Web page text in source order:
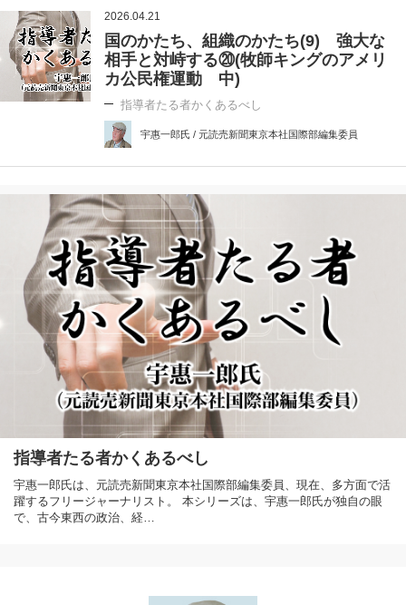
2026.04.21
国のかたち、組織のかたち(9) 強大な
相手と対峙する⑳(牧師キングのアメリ
カ公民権運動 中)
指導者たる者かくあるべし
宇惠一郎氏 / 元読売新聞東京本社国際部編集委員
指導者たる者かくあるべし
宇惠一郎氏は、元読売新聞東京本社国際部編集委員、現在、多方面で活
躍するフリージャーナリスト。 本シリーズは、宇惠一郎氏が独自の眼
で、古今東西の政治、経…